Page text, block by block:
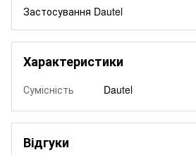
Застосування Dautel
Характеристики
Сумісність Dautel
Відгуки